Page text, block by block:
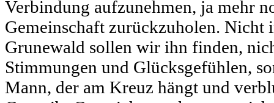
Verbindung aufzunehmen, ja mehr
Gemeinschaft zurückzuholen.
Grunewald sollen wir ihn finden,
Stimmungen und Glücksgefühlen,
Mann, der am Kreuz hängt und